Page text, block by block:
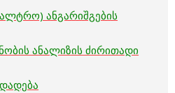
ანგარიშგების
ანალიზის ძირითადი